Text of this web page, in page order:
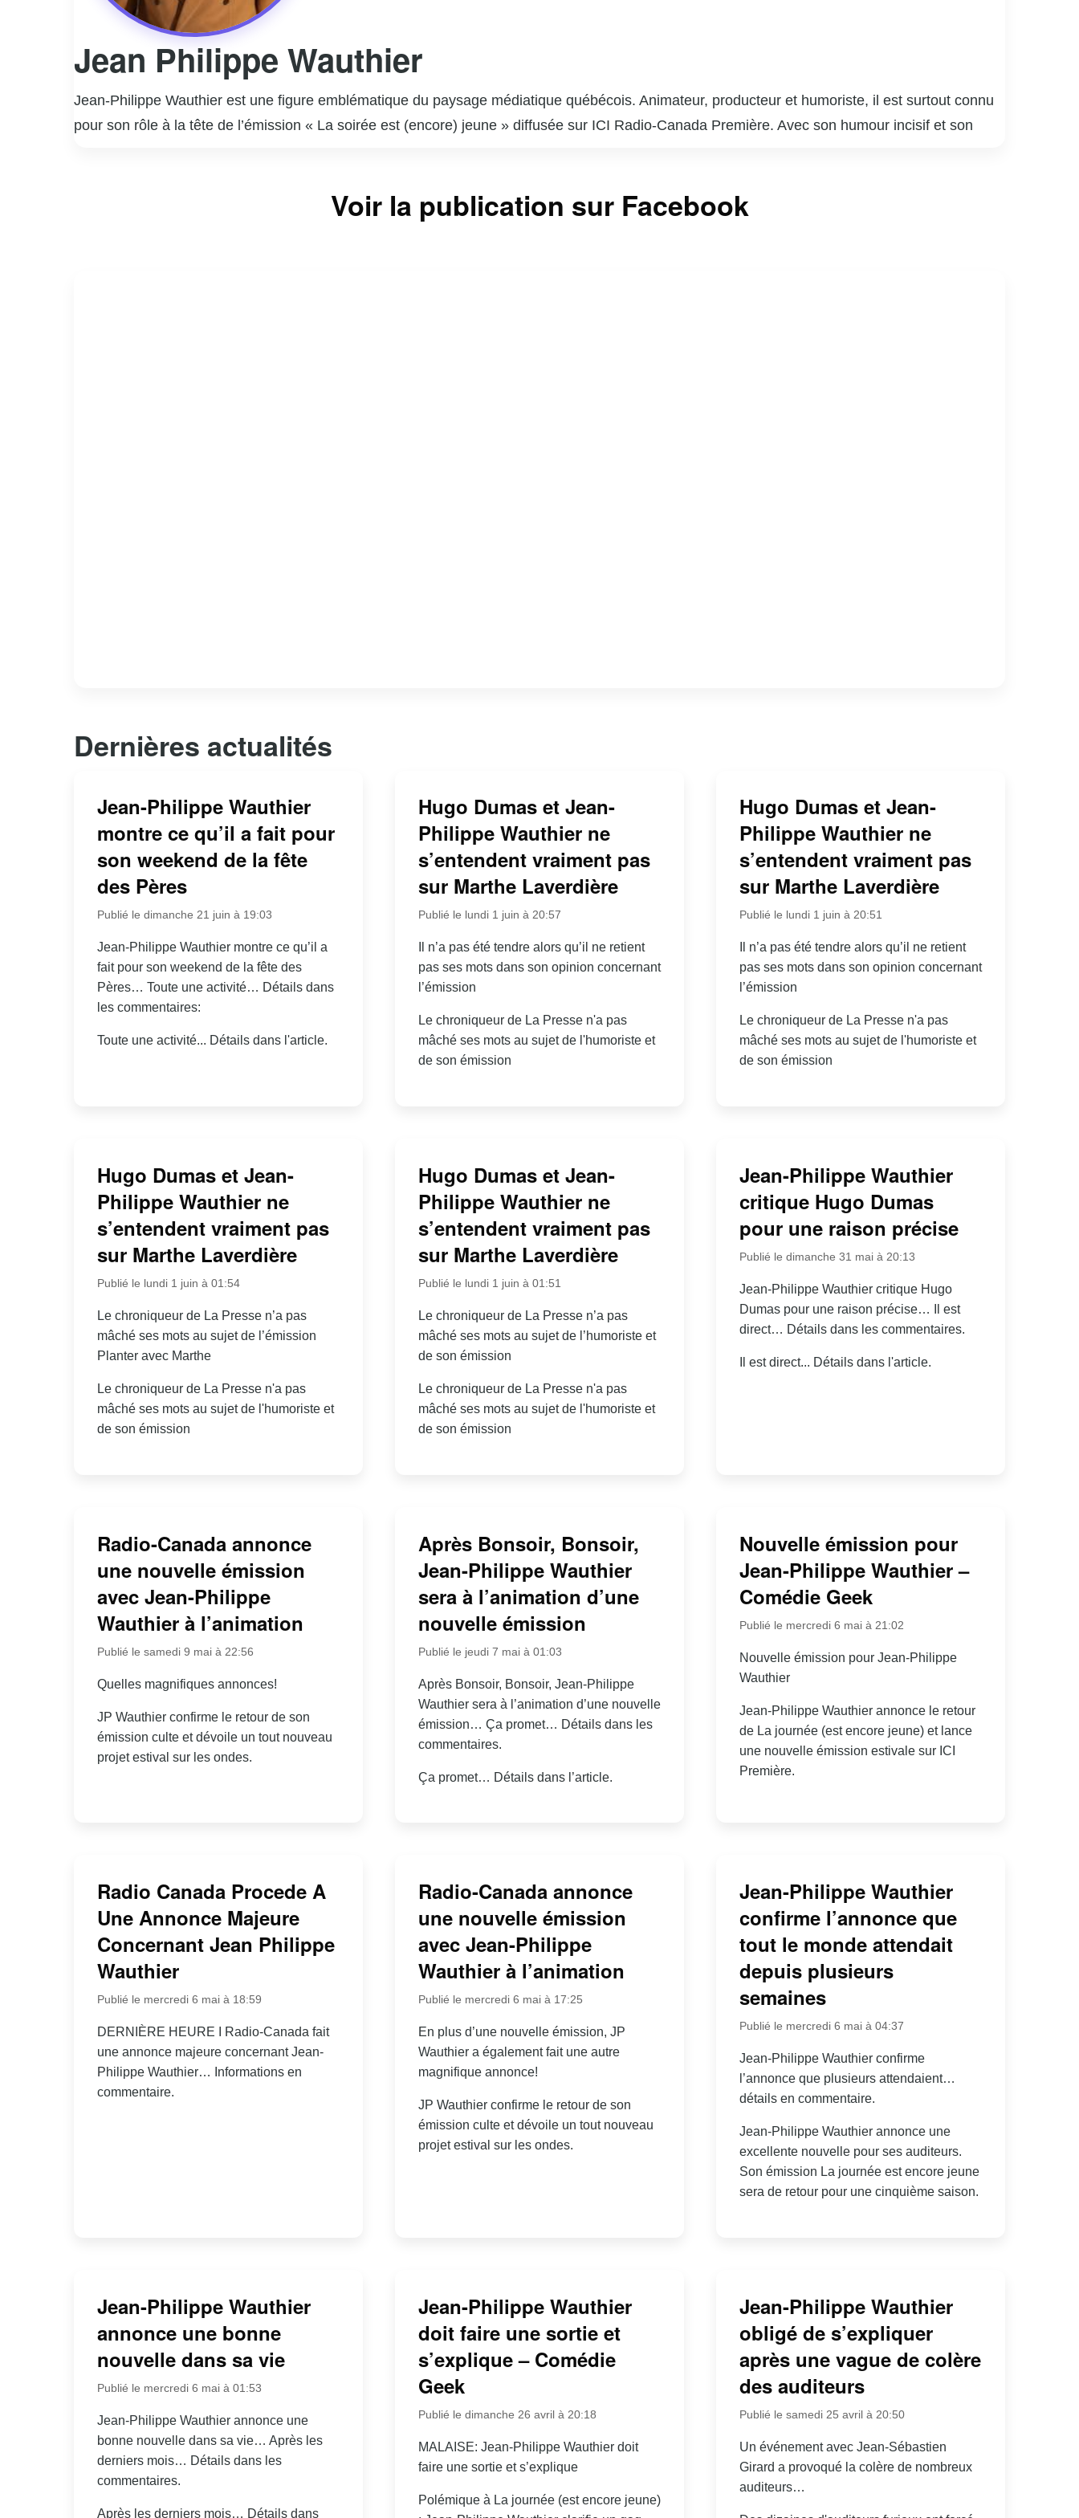
Jean Philippe Wauthier
Jean-Philippe Wauthier est une figure emblématique du paysage médiatique québécois. Animateur, producteur et humoriste, il est surtout connu
pour son rôle à la tête de l’émission « La soirée est (encore) jeune » diffusée sur ICI Radio-Canada Première. Avec son humour incisif et son
parcours est marqué par une polyvalence impressionnante, allant de la comédie à la production, ce qui lui a valu plusieurs distinctions et une
reconnaissance unanime dans l’industrie. Jean-Philippe Wauthier continue d’influencer et d’innover dans le domaine des médias, tout en restant
Voir la publication sur Facebook
Dernières actualités
Jean-Philippe Wauthier
montre ce qu’il a fait pour
son weekend de la fête
des Pères
Publié le dimanche 21 juin à 19:03
Jean-Philippe Wauthier montre ce qu’il a
fait pour son weekend de la fête des
Pères… Toute une activité… Détails dans
les commentaires:
Toute une activité... Détails dans l'article.
Hugo Dumas et Jean-
Philippe Wauthier ne
s’entendent vraiment pas
sur Marthe Laverdière
Publié le lundi 1 juin à 20:57
Il n’a pas été tendre alors qu’il ne retient
pas ses mots dans son opinion concernant
l’émission
Le chroniqueur de La Presse n'a pas
mâché ses mots au sujet de l'humoriste et
de son émission
Hugo Dumas et Jean-
Philippe Wauthier ne
s’entendent vraiment pas
sur Marthe Laverdière
Publié le lundi 1 juin à 20:51
Il n’a pas été tendre alors qu’il ne retient
pas ses mots dans son opinion concernant
l’émission
Le chroniqueur de La Presse n'a pas
mâché ses mots au sujet de l'humoriste et
de son émission
Hugo Dumas et Jean-
Philippe Wauthier ne
s’entendent vraiment pas
sur Marthe Laverdière
Publié le lundi 1 juin à 01:54
Le chroniqueur de La Presse n’a pas
mâché ses mots au sujet de l’émission
Planter avec Marthe
Le chroniqueur de La Presse n'a pas
mâché ses mots au sujet de l'humoriste et
de son émission
Hugo Dumas et Jean-
Philippe Wauthier ne
s’entendent vraiment pas
sur Marthe Laverdière
Publié le lundi 1 juin à 01:51
Le chroniqueur de La Presse n’a pas
mâché ses mots au sujet de l’humoriste et
de son émission
Le chroniqueur de La Presse n'a pas
mâché ses mots au sujet de l'humoriste et
de son émission
Jean-Philippe Wauthier
critique Hugo Dumas
pour une raison précise
Publié le dimanche 31 mai à 20:13
Jean-Philippe Wauthier critique Hugo
Dumas pour une raison précise… Il est
direct… Détails dans les commentaires.
Il est direct... Détails dans l'article.
Radio-Canada annonce
une nouvelle émission
avec Jean-Philippe
Wauthier à l’animation
Publié le samedi 9 mai à 22:56
Quelles magnifiques annonces!
JP Wauthier confirme le retour de son
émission culte et dévoile un tout nouveau
projet estival sur les ondes.
Après Bonsoir, Bonsoir,
Jean-Philippe Wauthier
sera à l’animation d’une
nouvelle émission
Publié le jeudi 7 mai à 01:03
Après Bonsoir, Bonsoir, Jean-Philippe
Wauthier sera à l’animation d’une nouvelle
émission… Ça promet… Détails dans les
commentaires.
Ça promet… Détails dans l’article.
Nouvelle émission pour
Jean-Philippe Wauthier –
Comédie Geek
Publié le mercredi 6 mai à 21:02
Nouvelle émission pour Jean-Philippe
Wauthier
Jean-Philippe Wauthier annonce le retour
de La journée (est encore jeune) et lance
une nouvelle émission estivale sur ICI
Première.
Radio Canada Procede A
Une Annonce Majeure
Concernant Jean Philippe
Wauthier
Publié le mercredi 6 mai à 18:59
DERNIÈRE HEURE I Radio-Canada fait
une annonce majeure concernant Jean-
Philippe Wauthier… Informations en
commentaire.
Radio-Canada annonce
une nouvelle émission
avec Jean-Philippe
Wauthier à l’animation
Publié le mercredi 6 mai à 17:25
En plus d’une nouvelle émission, JP
Wauthier a également fait une autre
magnifique annonce!
JP Wauthier confirme le retour de son
émission culte et dévoile un tout nouveau
projet estival sur les ondes.
Jean-Philippe Wauthier
confirme l’annonce que
tout le monde attendait
depuis plusieurs
semaines
Publié le mercredi 6 mai à 04:37
Jean-Philippe Wauthier confirme
l’annonce que plusieurs attendaient…
détails en commentaire.
Jean-Philippe Wauthier annonce une
excellente nouvelle pour ses auditeurs.
Son émission La journée est encore jeune
sera de retour pour une cinquième saison.
Jean-Philippe Wauthier
annonce une bonne
nouvelle dans sa vie
Publié le mercredi 6 mai à 01:53
Jean-Philippe Wauthier annonce une
bonne nouvelle dans sa vie… Après les
derniers mois… Détails dans les
commentaires.
Après les derniers mois… Détails dans
Jean-Philippe Wauthier
doit faire une sortie et
s’explique – Comédie
Geek
Publié le dimanche 26 avril à 20:18
MALAISE: Jean-Philippe Wauthier doit
faire une sortie et s’explique
Polémique à La journée (est encore jeune)
Jean-Philippe Wauthier
obligé de s’expliquer
après une vague de colère
des auditeurs
Publié le samedi 25 avril à 20:50
Un événement avec Jean-Sébastien
Girard a provoqué la colère de nombreux
auditeurs…